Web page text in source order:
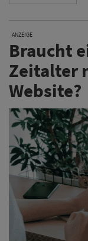
ANZEIGE
Braucht
Zeitalter
Website?